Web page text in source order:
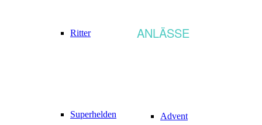
Ritter
Superhelden
ANLÄSSE
Advent